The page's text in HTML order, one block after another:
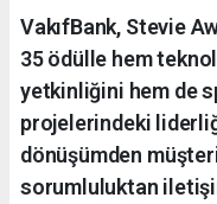
VakıfBank, Stevie
35 ödülle hem
yetkinliğini hem de
projelerindeki
dönüşümden
sorumluluktan